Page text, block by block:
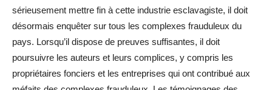
sérieusement mettre fin à cette industrie esclavagiste, il doit
désormais enquêter sur tous les complexes frauduleux du
pays. Lorsqu’il dispose de preuves suffisantes, il doit
poursuivre les auteurs et leurs complices, y compris les
propriétaires fonciers et les entreprises qui ont contribué aux